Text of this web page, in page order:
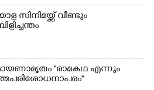
ആർട്ട് ഹബ് ഡയറക്ടർ
ടി.ആർ, സുരേഷ്
തുടങ്ങിയവർ സമീപം
സിനിമയ്ക്ക് വീണ്ടും
''രാമകഥ എന്നും